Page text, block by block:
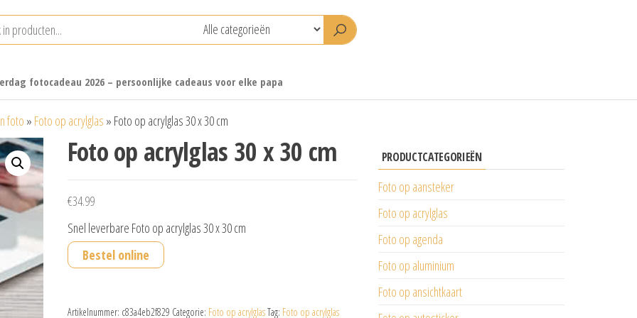
fotocadeau 2026 – persoonlijke cadeaus voor elke papa
foto » Foto op acrylglas » Foto op acrylglas 30 x 30 cm
Foto op acrylglas 30 x 30 cm
€34.99
Snel leverbare Foto op acrylglas 30 x 30 cm
Bestel online
Artikelnummer: c83a4eb2f829 Categorie: Foto op acrylglasTag: Foto op acrylglas
PRODUCTCATEGORIEËN
Foto op aansteker
Foto op acrylglas
Foto op agenda
Foto op aluminium
Foto op ansichtkaart